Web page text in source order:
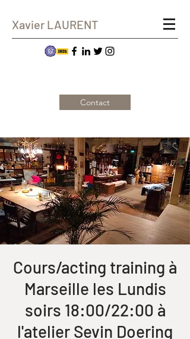
Xavier LAURENT
Contact
Cours/acting training à
Marseille les Lundis
soirs 18:00/22:00 à
l'atelier Sevin Doering